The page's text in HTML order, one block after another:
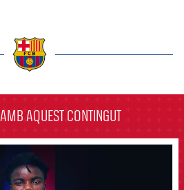
AMB AQUEST CONTINGUT
FCB Barcelona badge